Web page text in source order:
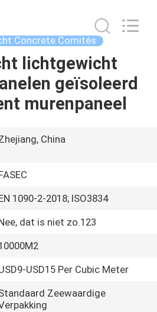
Concrete Comités
lichtgewicht
geïsoleerd
murenpaneel
China
1090-2-2018; ISO3834
dat is niet zo.123
USD15 Per Cubic Meter
Zeewaardige